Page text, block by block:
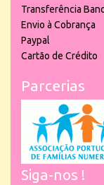
Transferência
Envio à Cobrança
Paypal
Cartão de Crédito
Parcerias
Siga-nos !